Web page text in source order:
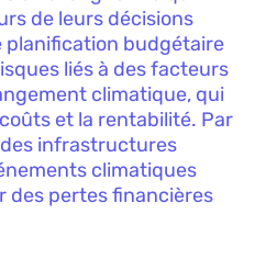
de leurs décisions
planification budgétaire
liés à des facteurs
climatique, qui
et la rentabilité. Par
infrastructures
climatiques
des pertes financières